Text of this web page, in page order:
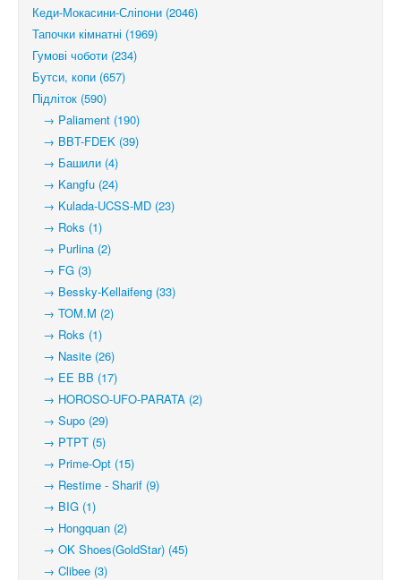
Кеди-Мокасини-Сліпони (2046)
Тапочки кімнатні (1969)
Гумові чоботи (234)
Бутси, копи (657)
Підліток (590)
→ Paliament (190)
→ BBT-FDEK (39)
→ Башили (4)
→ Kangfu (24)
→ Kulada-UCSS-MD (23)
→ Roks (1)
→ Purlina (2)
→ FG (3)
→ Bessky-Kellaifeng (33)
→ TOM.M (2)
→ Roks (1)
→ Nasite (26)
→ EE BB (17)
→ HOROSO-UFO-PARATA (2)
→ Supo (29)
→ PTPT (5)
→ Prime-Opt (15)
→ Restime - Sharif (9)
→ BIG (1)
→ Hongquan (2)
→ OK Shoes(GoldStar) (45)
→ Clibee (3)